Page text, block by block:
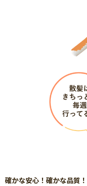
確かな安心！確かな品質